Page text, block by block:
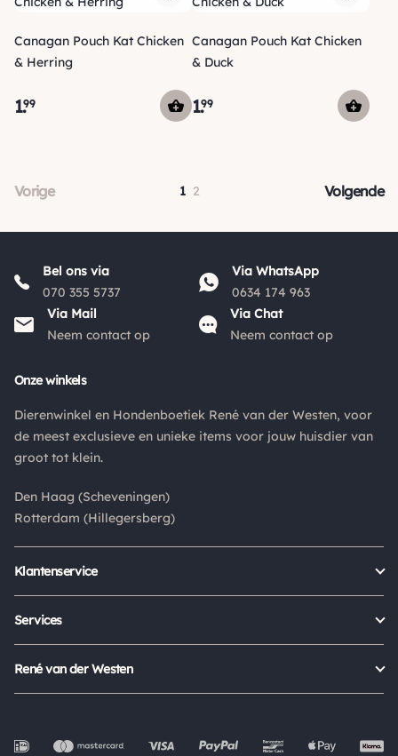
Canagan Pouch Kat Chicken
& Herring
1.99
Canagan Pouch Kat Chicken
& Duck
1.99
Vorige 1 2 Volgende
Bel ons via
070 355 5737
Via WhatsApp
0634 174 963
Via Mail
Neem contact op
Via Chat
Neem contact op
Onze winkels
Dierenwinkel en Hondenboetiek René van der Westen, voor
de meest exclusieve en unieke items voor jouw huisdier van
groot tot klein.
Den Haag (Scheveningen)
Rotterdam (Hillegersberg)
Klantenservice
Retour aanmelden
Status bestelling
Mijn account
Services
Algemene voorwaarden
René van der Westen
Werken bij